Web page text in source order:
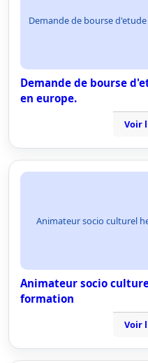
Demande de bourse
Demande de bourse
en europe.
Voir
Animateur socio culturel
Animateur socio
formation
Voir